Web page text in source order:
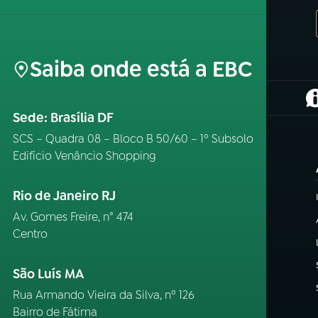
Saiba onde está a EBC
Sede: Brasília DF
SCS – Quadra 08 – Bloco B 50/60 – 1º Subsolo
Edifício Venâncio Shopping
Rio de Janeiro RJ
Av. Gomes Freire, n° 474
Centro
São Luís MA
Rua Armando Vieira da Silva, nº 126
Bairro de Fátima